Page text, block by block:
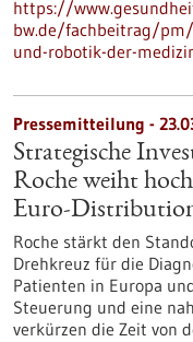
https://
bw.de/fachbeitrag/
und-robotik-der-
Pressemitteilung -
Strategische
Roche weiht
Euro-
Roche stärkt den
Drehkreuz für die
Patienten in Europa
Steuerung und eine
verkürzen die Zeit von